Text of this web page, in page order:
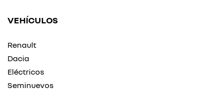
VEHÍCULOS
Renault
Dacia
Eléctricos
Seminuevos